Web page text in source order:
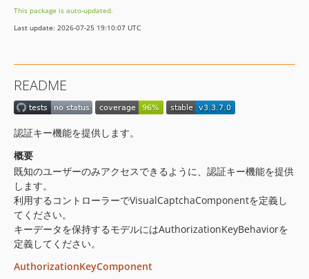
3.1.3
3.1.0
dev-fix/editProblem
dev-feature/modifyComponent4BlogTypeController
This package is auto-updated.
Last update: 2026-07-25 19:10:07 UTC
README
認証キー機能を提供します。
概要
既知のユーザーのみアクセスできるように、認証キー機能を提供
します。
利用するコントローラーでVisualCaptchaComponentを定義し
てください。
キーデータを保持するモデルにはAuthorizationKeyBehaviorを
定義してください。
AuthorizationKeyComponent